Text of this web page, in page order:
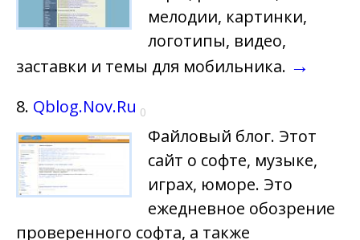
мелодии, картинки,
логотипы, видео,
заставки и темы для мобильника. →
8. Qblog.Nov.Ru 0
Файловый блог. Этот
сайт о софте, музыке,
играх, юморе. Это
ежедневное обозрение
проверенного софта, а также